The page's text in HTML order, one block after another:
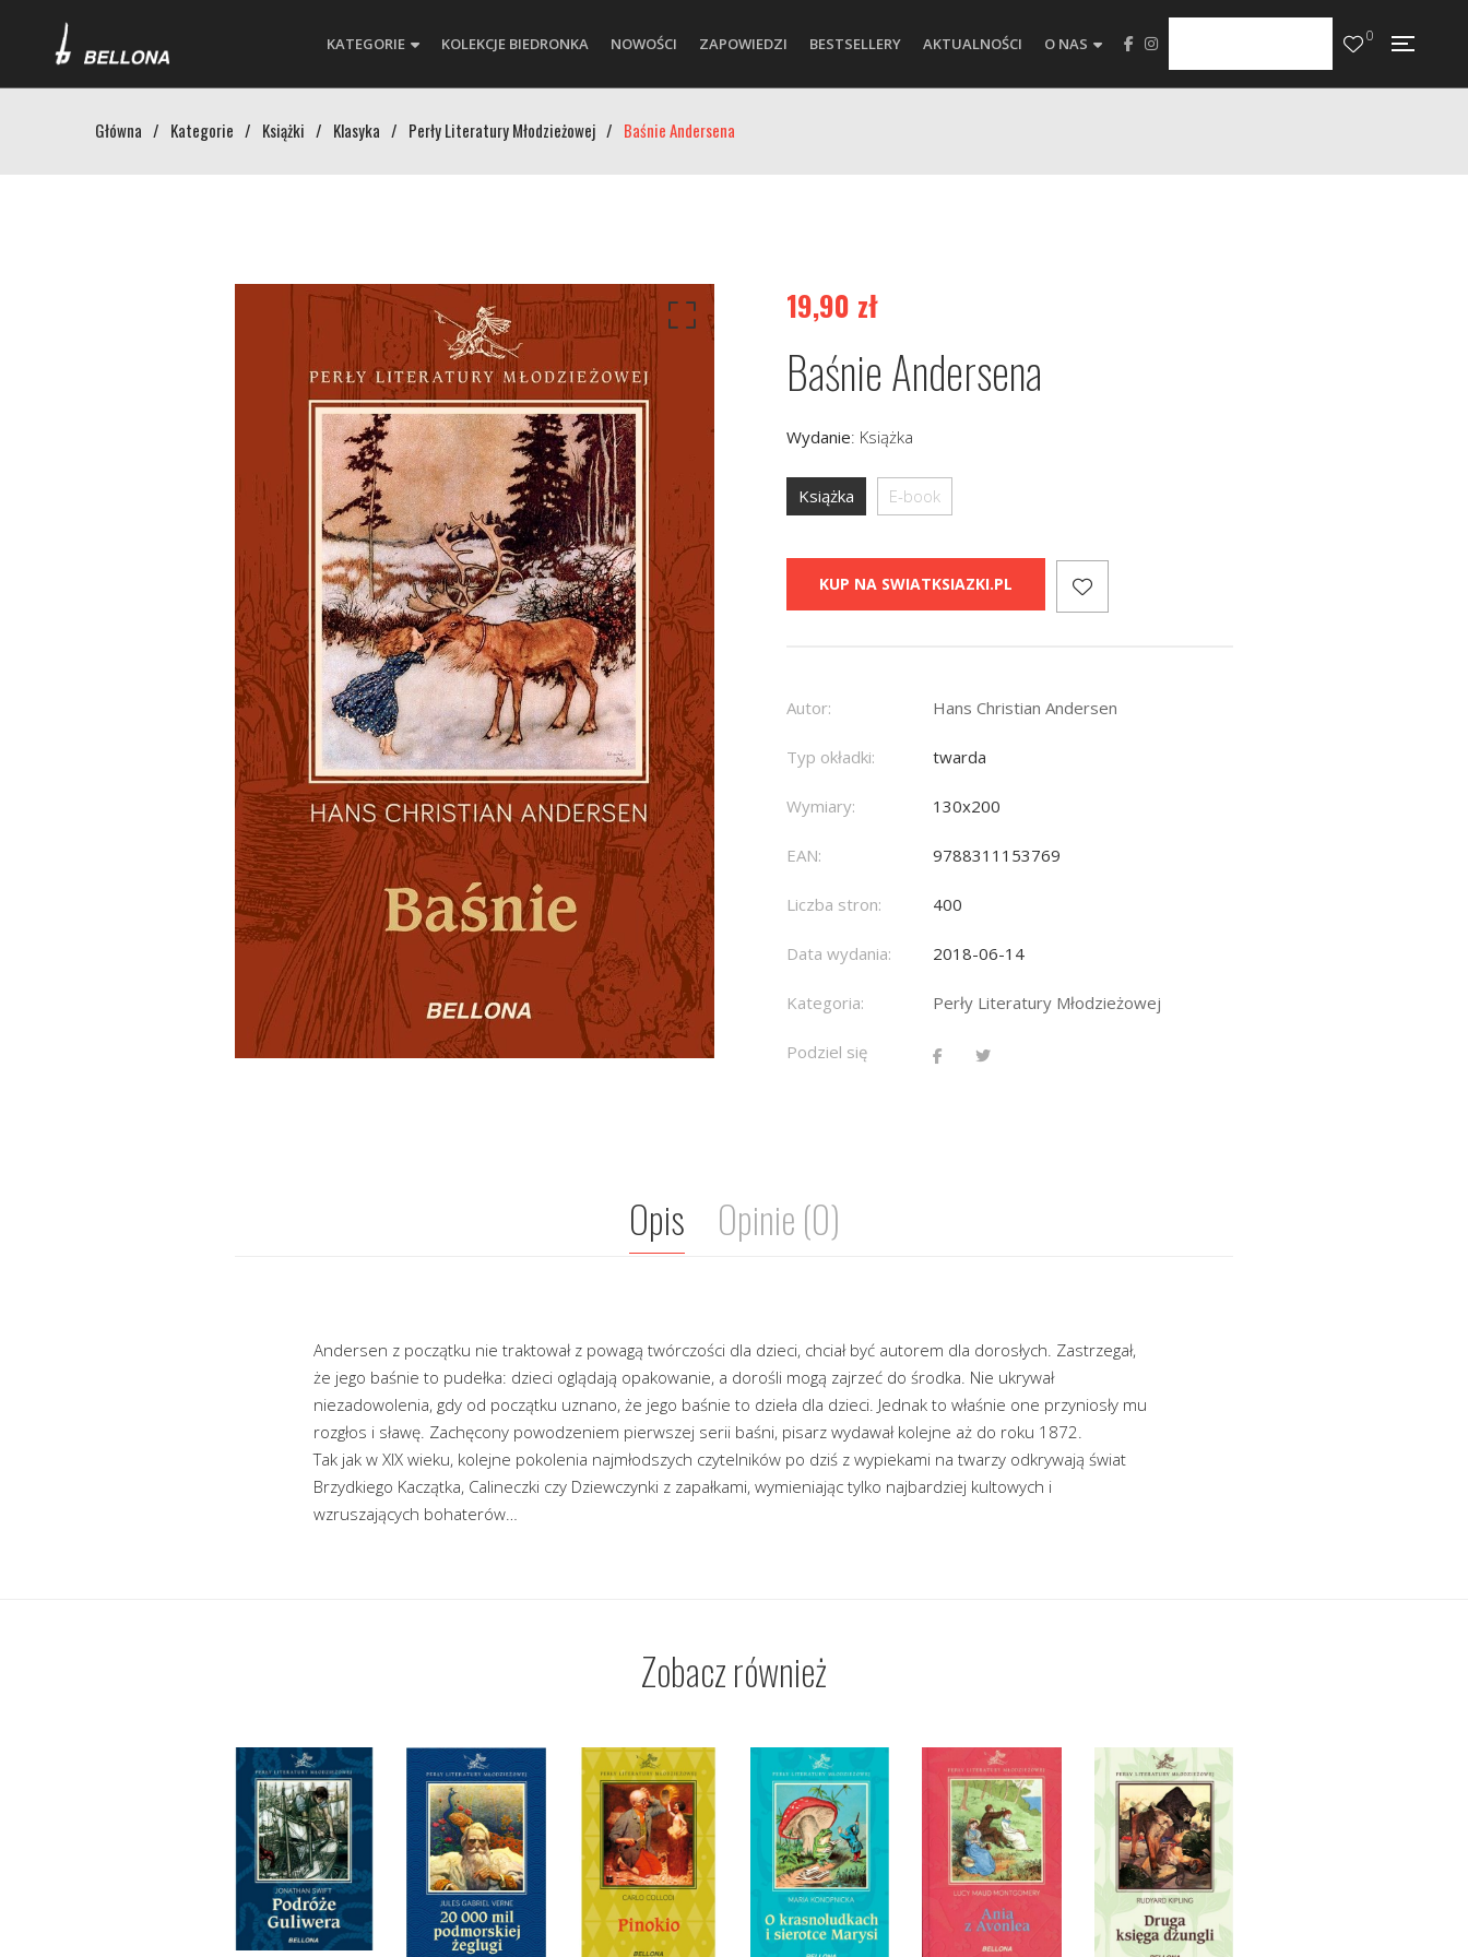
KATEGORIE KOLEKCJE BIEDRONKA NOWOŚCI ZAPOWIEDZI BESTSELLERY AKTUALNOŚCI O NAS 0
Główna / Kategorie / Książki / Klasyka / Perły Literatury Młodzieżowej / Baśnie Andersena
19,90 zł
Baśnie Andersena
Wydanie: Książka
Książka E-book
KUP NA SWIATKSIAZKI.PL
Autor: Hans Christian Andersen
Typ okładki: twarda
Wymiary: 130x200
EAN: 9788311153769
Liczba stron: 400
Data wydania: 2018-06-14
Kategoria: Perły Literatury Młodzieżowej
Podziel się
Opis Opinie (0)
Andersen z początku nie traktował z powagą twórczości dla dzieci, chciał być autorem dla dorosłych. Zastrzegał,
że jego baśnie to pudełka: dzieci oglądają opakowanie, a dorośli mogą zajrzeć do środka. Nie ukrywał
niezadowolenia, gdy od początku uznano, że jego baśnie to dzieła dla dzieci. Jednak to właśnie one przyniosły mu
rozgłos i sławę. Zachęcony powodzeniem pierwszej serii baśni, pisarz wydawał kolejne aż do roku 1872.
Tak jak w XIX wieku, kolejne pokolenia najmłodszych czytelników po dziś z wypiekami na twarzy odkrywają świat
Brzydkiego Kaczątka, Calineczki czy Dziewczynki z zapałkami, wymieniając tylko najbardziej kultowych i
wzruszających bohaterów…
Zobacz również